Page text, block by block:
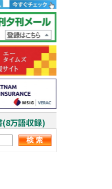
万語収録)